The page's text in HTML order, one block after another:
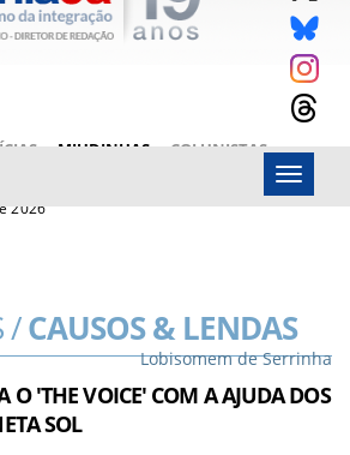
MIUDINHAS
COLUNISTAS
2026
Menu
/CAUSOS & LENDAS
Lobisomem de Serrinha
O 'THE VOICE' COM A AJUDA DOS
SOL